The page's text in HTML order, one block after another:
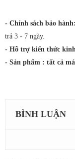
- Chính sách bảo hành:
trả 3 - 7 ngày.
- Hỗ trợ kiến thức
- Sản phẩm : tất cả
BÌNH LUẬN